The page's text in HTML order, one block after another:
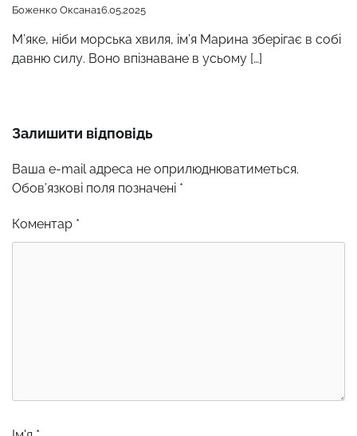
Боженко Оксана16.05.2025
М’яке, ніби морська хвиля, ім’я Марина зберігає в собі
давню силу. Воно впізнаване в усьому […]
Залишити відповідь
Ваша e-mail адреса не оприлюднюватиметься.
Обов’язкові поля позначені *
Коментар *